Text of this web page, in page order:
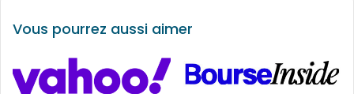
Vous pourrez aussi aimer